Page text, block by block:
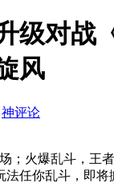
级对战
风
神评论
；火爆乱斗，王
任你乱斗，即将